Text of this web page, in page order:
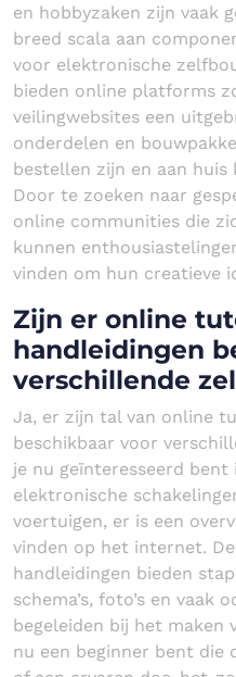
en hobbyzaken zijn vaak
breed scala aan
voor elektronische
bieden online platforms
veilingwebsites een
onderdelen en
bestellen zijn en aan huis
Door te zoeken naar
online communities die
kunnen
vinden om hun creatieve
Zijn er online
handleidingen
verschillende
Ja, er zijn tal van online
beschikbaar voor
je nu geïnteresseerd bent
elektronische
voertuigen, er is een
vinden op het internet.
handleidingen bieden
schema’s, foto’s en vaak
begeleiden bij het maken
nu een beginner bent die